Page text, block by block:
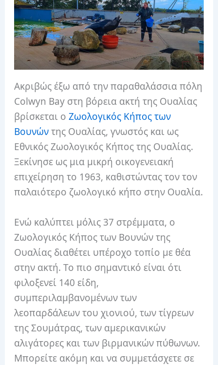
Ακριβώς έξω από την παραθαλάσσια πόλη
Colwyn Bay στη βόρεια ακτή της Ουαλίας
βρίσκεται οΖωολογικός Κήπος των
Βουνώντης Ουαλίας, γνωστός και ως
Εθνικός Ζωολογικός Κήπος της Ουαλίας.
Ξεκίνησε ως μια μικρή οικογενειακή
επιχείρηση το 1963, καθιστώντας τον τον
παλαιότερο ζωολογικό κήπο στην Ουαλία.
Ενώ καλύπτει μόλις 37 στρέμματα, ο
Ζωολογικός Κήπος των Βουνών της
Ουαλίας διαθέτει υπέροχο τοπίο με θέα
στην ακτή. Το πιο σημαντικό είναι ότι
φιλοξενεί 140 είδη,
συμπεριλαμβανομένων των
λεοπαρδάλεων του χιονιού, των τίγρεων
της Σουμάτρας, των αμερικανικών
αλιγάτορες και των βιρμανικών πύθωνων.
Μπορείτε ακόμη και να συμμετάσχετε σε